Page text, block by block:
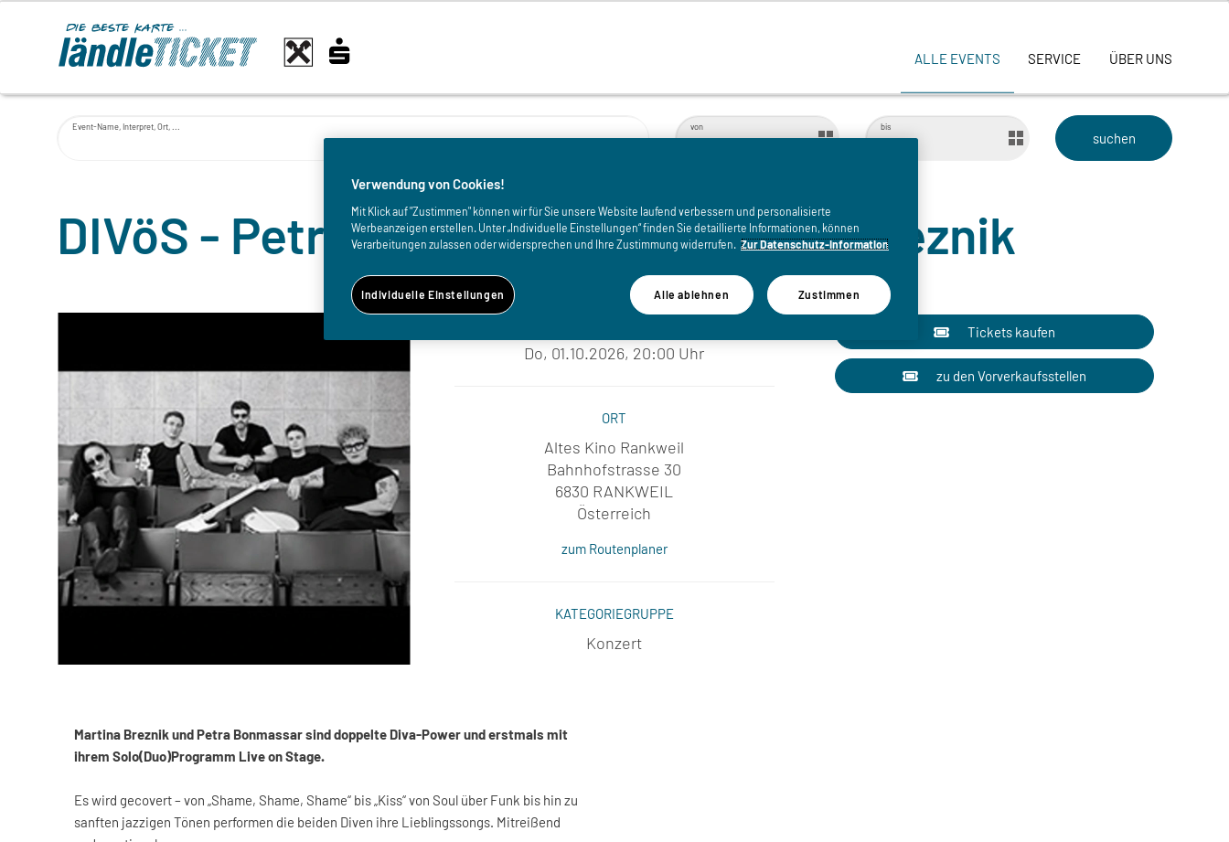
ALLE EVENTS SERVICE ÜBER UNS
Event-Name, Interpret, Ort, ... von bis
DIVöS - Petra Bonmassar & Martina Breznik
Do, 01.10.2026, 20:00 Uhr
ORT
Altes Kino Rankweil
Bahnhofstrasse 30
6830 RANKWEIL
Österreich
zum Routenplaner
KATEGORIEGRUPPE
Konzert
Tickets kaufen
zu den Vorverkaufsstellen
Martina Breznik und Petra Bonmassar sind doppelte Diva-Power und erstmals mit
ihrem Solo(Duo)Programm Live on Stage.
Es wird gecovert – von „Shame, Shame, Shame“ bis „Kiss“ von Soul über Funk bis hin zu
sanften jazzigen Tönen performen die beiden Diven ihre Lieblingssongs. Mitreißend
Verwendung von Cookies!
Mit Klick auf "Zustimmen" können wir für Sie unsere Website laufend verbessern und personalisierte
Werbeanzeigen erstellen. Unter „Individuelle Einstellungen“ finden Sie detaillierte Informationen, können
Verarbeitungen zulassen oder widersprechen und Ihre Zustimmung widerrufen. Zur Datenschutz-Information
Alle ablehnen Zustimmen
Individuelle Einstellungen